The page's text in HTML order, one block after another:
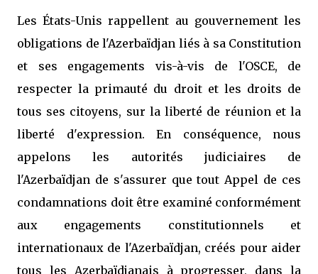
Les États-Unis rappellent au gouvernement les
obligations de l'Azerbaïdjan liés à sa Constitution
et ses engagements vis-à-vis de l'OSCE, de
respecter la primauté du droit et les droits de
tous ses citoyens, sur la liberté de réunion et la
liberté d'expression. En conséquence, nous
appelons les autorités judiciaires de
l'Azerbaïdjan de s'assurer que tout Appel de ces
condamnations doit être examiné conformément
aux engagements constitutionnels et
internationaux de l'Azerbaïdjan, créés pour aider
tous les Azerbaïdjanais à progresser, dans la